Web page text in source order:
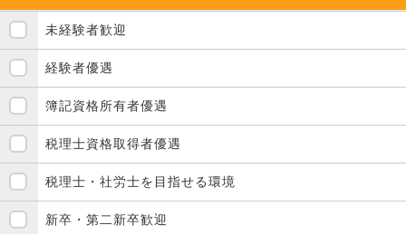
未経験者歓迎
経験者優遇
簿記資格所有者優遇
税理士資格取得者優遇
税理士・社労士を目指せる環境
新卒・第二新卒歓迎